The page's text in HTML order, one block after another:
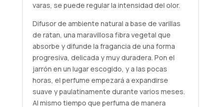
varas, se puede regular la intensidad del olor.
Difusor de ambiente natural a base de varillas
de ratan, una maravillosa fibra vegetal que
absorbe y difunde la fragancia de una forma
progresiva, delicada y muy duradera. Pon el
jarrón en un lugar escogido, y a las pocas
horas, el perfume empezará a expandirse
suave y paulatinamente durante varios meses.
Al mismo tiempo que perfuma de manera